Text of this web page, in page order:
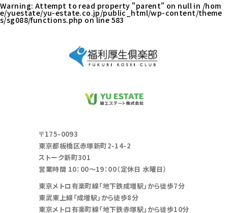
Warning: Attempt to read property "parent" on null in /hom
e/yuestate/yu-estate.co.jp/public_html/wp-content/theme
s/sg088/functions.php on line 583
〒175-0093
東京都板橋区赤塚新町2-14-2
ストーク新町301
営業時間 10：00～19：00（定休日 水曜日）
東京メトロ有楽町線「地下鉄成増駅」から徒歩7分
東武東上線「成増駅」から徒歩8分
東京メトロ有楽町線「地下鉄赤塚駅」から徒歩10分